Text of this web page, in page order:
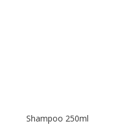
Shampoo 250ml